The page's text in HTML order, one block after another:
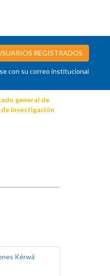
REGISTRADOS
con su correo institucional
general de
investigación
Kérwá